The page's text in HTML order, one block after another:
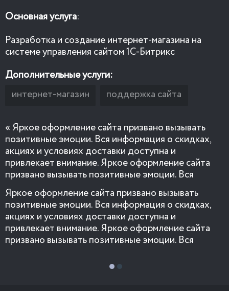
Основная услуга:
Разработка и создание интернет-магазина на
системе управления сайтом 1С-Битрикс
Дополнительные услуги:
интернет-магазин
поддержка сайта
« Яркое оформление сайта призвано вызывать
позитивные эмоции. Вся информация о скидках,
акциях и условиях доставки доступна и
привлекает внимание. Яркое оформление сайта
призвано вызывать позитивные эмоции. Вся
информация о скидках, акциях и условиях
доставки доступна и привлекает внимание.
Яркое оформление сайта призвано вызывать
позитивные эмоции. Вся информация о скидках,
акциях и условиях доставки доступна и
привлекает внимание. Яркое оформление сайта
призвано вызывать позитивные эмоции. Вся
доставки доступна » Яркое оформление сайта